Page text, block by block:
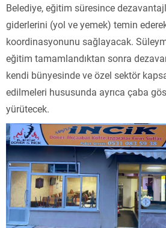
Belediye, eğitim süresince
giderlerini (yol ve yemek) temin
koordinasyonunu sağlayacak.
eğitim tamamlandıktan sonra
kendi bünyesinde ve özel sektör
edilmeleri hususunda ayrıca çaba
yürütecek.